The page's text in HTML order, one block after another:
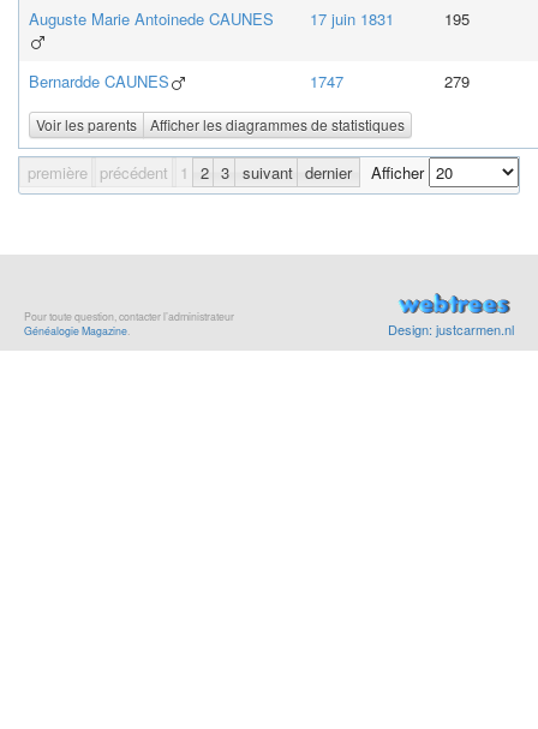
Voir les parents Afficher les diagrammes de statistiques
Auguste Marie Antoinede CAUNES 17 juin 1831 195
Bernardde CAUNES 1747 279
première précédent 1 2 3 suivant dernier Afficher
Pour toute question, contacter l’administrateur
Généalogie Magazine. Design: justcarmen.nl